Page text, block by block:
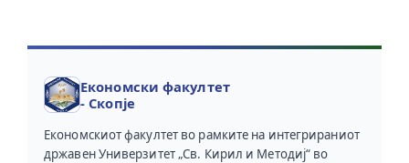
Економски факултет
- Скопје
Економскиот факултет во рамките на интегрираниот
државен Универзитет „Св. Кирил и Методиј“ во